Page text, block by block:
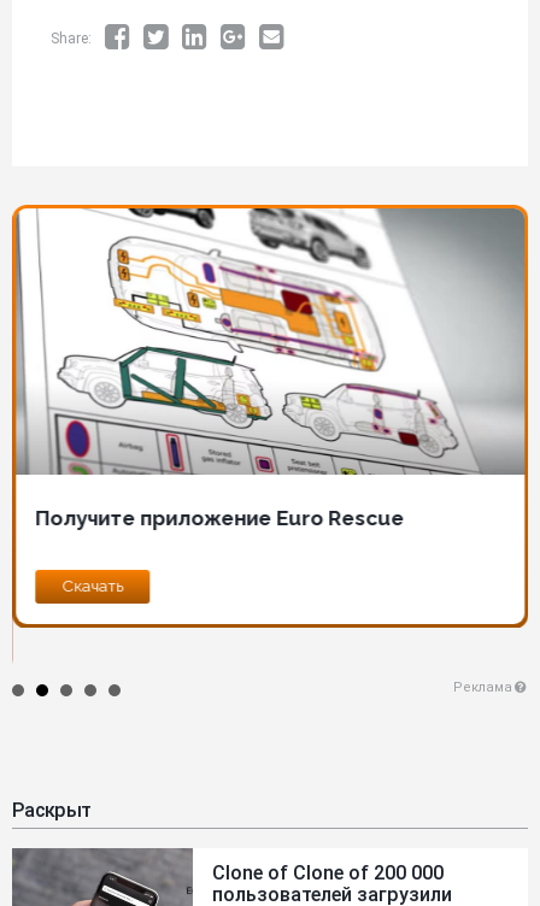
Изображение
Получите приложение Euro Rescue
Скачать
Реклама
Раскрыт
Clone of Clone of 200 000
пользователей загрузили
Share: